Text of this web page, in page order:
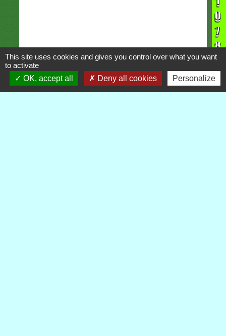
This site uses cookies and gives you control over what you want
to activate
OK, accept all
Deny all cookies Personalize